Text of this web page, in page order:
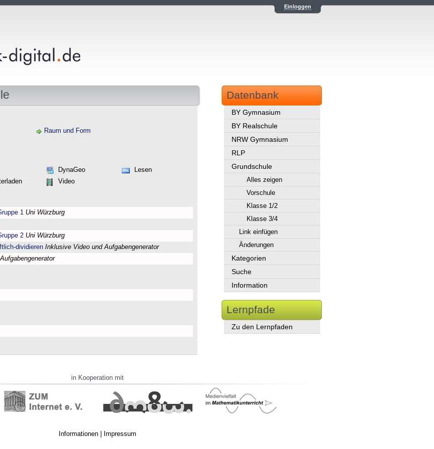
Einloggen
Raum und Form
DynaGeo
Lesen
Video
1 Uni Würzburg
2 Uni Würzburg
dividieren Inklusive Video und Aufgabengenerator
Datenbank
BY Gymnasium
BY Realschule
NRW Gymnasium
RLP
Grundschule
Alles zeigen
Vorschule
Klasse 1/2
Klasse 3/4
Link einfügen
Änderungen
Kategorien
Suche
Information
Lernpfade
Zu den Lernpfaden
in Kooperation mit
Informationen| Impressum